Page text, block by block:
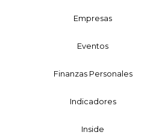
Empresas
Eventos
Finanzas Personales
Indicadores
Inside